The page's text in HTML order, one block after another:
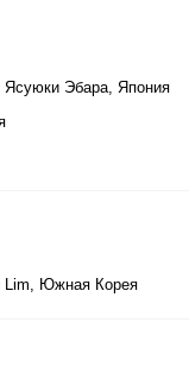
Ясуюки Эбара, Япония
Lim, Южная Корея